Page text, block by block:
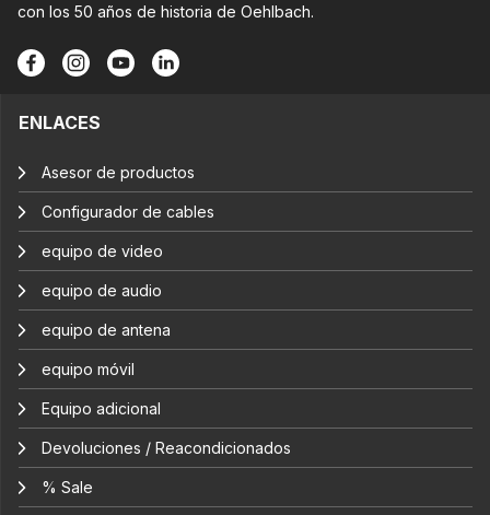
con los 50 años de historia de Oehlbach.
ENLACES
Asesor de productos
Configurador de cables
equipo de video
equipo de audio
equipo de antena
equipo móvil
Equipo adicional
Devoluciones / Reacondicionados
% Sale